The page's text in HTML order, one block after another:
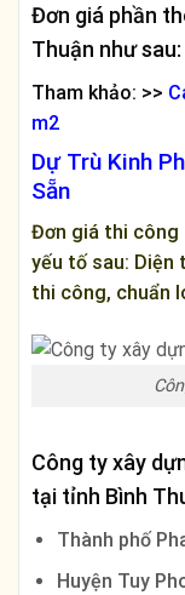
Đơn giá phần
Thuận như
Tham khảo: >>
m2
Dự Trù Kinh
Sẵn
Đơn giá thi công
yếu tố sau: Diện
thi công, chuẩn
Công ty xây
tại tỉnh Bình
Thành phố
Huyện Tuy